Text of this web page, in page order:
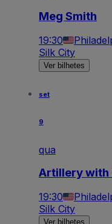
Meg Smith
19:30
Silk City
Ver bilhetes
set
9
qua
Artillery with
19:30
Silk City
Ver bilhetes